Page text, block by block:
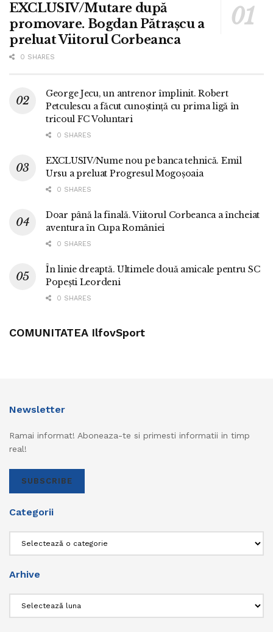
EXCLUSIV/Mutare după
promovare. Bogdan Pătrașcu a
preluat Viitorul Corbeanca
0 SHARES
George Jecu, un antrenor împlinit. Robert
Petculescu a făcut cunoștință cu prima ligă în
tricoul FC Voluntari
0 SHARES
EXCLUSIV/Nume nou pe banca tehnică. Emil
Ursu a preluat Progresul Mogoșoaia
0 SHARES
Doar până la finală. Viitorul Corbeanca a încheiat
aventura în Cupa României
0 SHARES
În linie dreaptă. Ultimele două amicale pentru SC
Popești Leordeni
0 SHARES
COMUNITATEA IlfovSport
Newsletter
Ramai informat! Aboneaza-te si primesti informatii in timp
real!
SUBSCRIBE
Categorii
Arhive